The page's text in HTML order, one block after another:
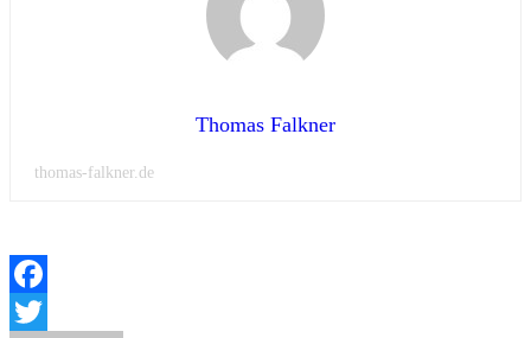
Thomas Falkner
thomas-falkner.de
Facebook